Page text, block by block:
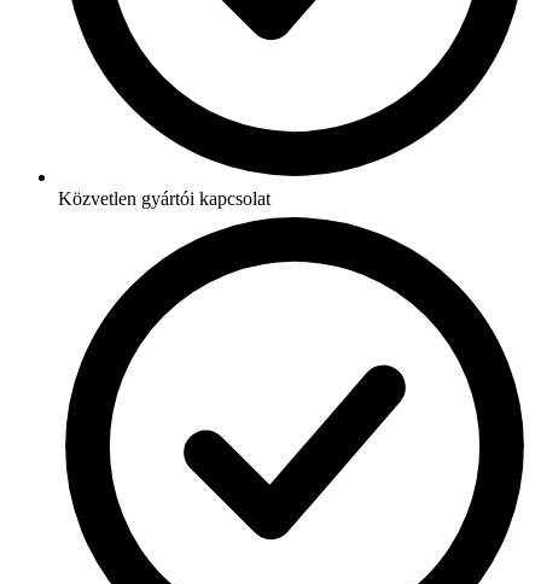
Közvetlen gyártói kapcsolat